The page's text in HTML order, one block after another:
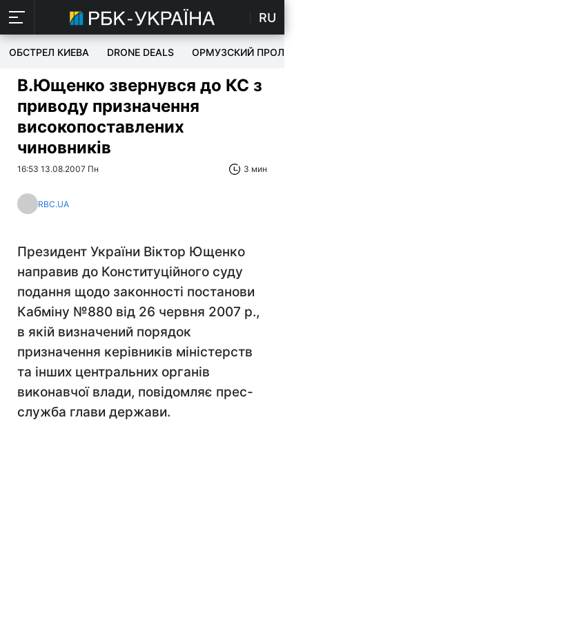
RU
ОБСТРЕЛ КИЕВА DRONE DEALS ОРМУЗСКИЙ ПРОЛИВ
В.Ющенко звернувся до КС з
приводу призначення
високопоставлених
чиновників
16:53 13.08.2007 Пн 3 мин
RBC.UA
Президент України Віктор Ющенко
направив до Конституційного суду
подання щодо законності постанови
Кабміну №880 від 26 червня 2007 р.,
в якій визначений порядок
призначення керівників міністерств
та інших центральних органів
виконавчої влади, повідомляє прес-
служба глави держави.